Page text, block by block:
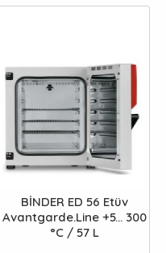
BİNDER ED 56 Etüv
Avantgarde.Line +5... 300
°C / 57 L